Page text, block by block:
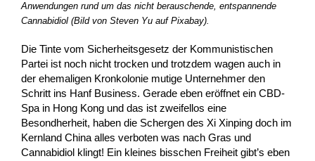
Anwendungen rund um das nicht berauschende, entspannende
Cannabidiol (Bild von Steven Yu auf Pixabay).
Die Tinte vom Sicherheitsgesetz der Kommunistischen
Partei ist noch nicht trocken und trotzdem wagen auch in
der ehemaligen Kronkolonie mutige Unternehmer den
Schritt ins Hanf Business. Gerade eben eröffnet ein CBD-
Spa in Hong Kong und das ist zweifellos eine
Besondherheit, haben die Schergen des Xi Xinping doch im
Kernland China alles verboten was nach Gras und
Cannabidiol klingt! Ein kleines bisschen Freiheit gibt’s eben